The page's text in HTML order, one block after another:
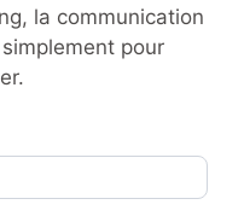
la communication
pour